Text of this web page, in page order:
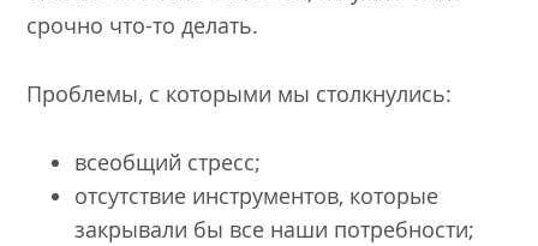
срочно что-то делать.
Проблемы, с которыми мы столкнулись:
всеобщий стресс;
отсутствие инструментов, которые
закрывали бы все наши потребности;